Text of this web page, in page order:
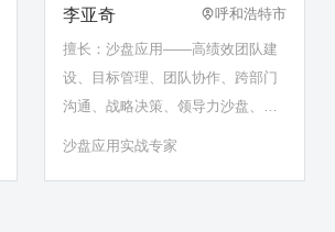
李亚奇 呼和浩特市
擅长：沙盘应用——高绩效团队建
设、目标管理、团队协作、跨部门
沟通、战略决策、领导力沙盘、问
题分析与解决、党史党建沙盘……
沙盘应用实战专家